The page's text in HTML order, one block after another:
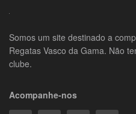
Somos um site destinado a
Regatas Vasco da Gama. Não
clube.
Acompanhe-nos